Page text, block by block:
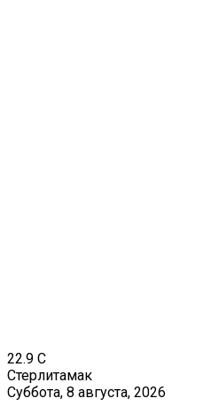
22.9 C
Стерлитамак
Суббота, 8 августа, 2026